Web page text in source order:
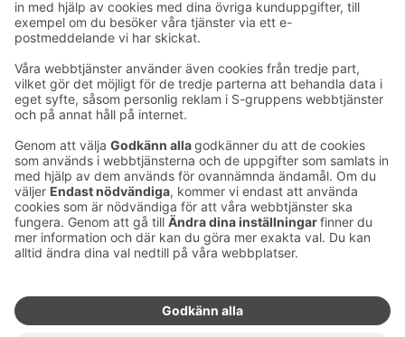
Ta kontakt
Kontaktuppgifter till hotellen
Feedback
Ge feedback
Sokos Hotels nyhetsbrev
nyhetsbrev
Du får Sokos Hotellens senaste
förmåner och nyheter till din e-
post varje månad.
Utmärkelser och certifikat
Sokos Hotels i sociala medier
Sokos
Hotels på
Sokos
Hotels på
Sokos
Hotels
på
Sokos
Hotels i
Linkedin